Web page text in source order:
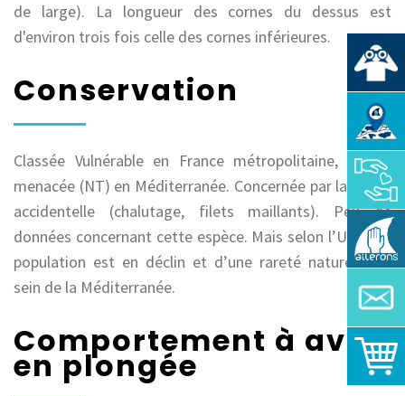
de large). La longueur des cornes du dessus est
d'environ trois fois celle des cornes inférieures.
Conservation
Classée Vulnérable en France métropolitaine, Quasi-
menacée (NT) en Méditerranée. Concernée par la pêche
accidentelle (chalutage, filets maillants). Peu de
données concernant cette espèce. Mais selon l’UICN, la
population est en déclin et d’une rareté naturelle au
sein de la Méditerranée.
Comportement à avoir
en plongée